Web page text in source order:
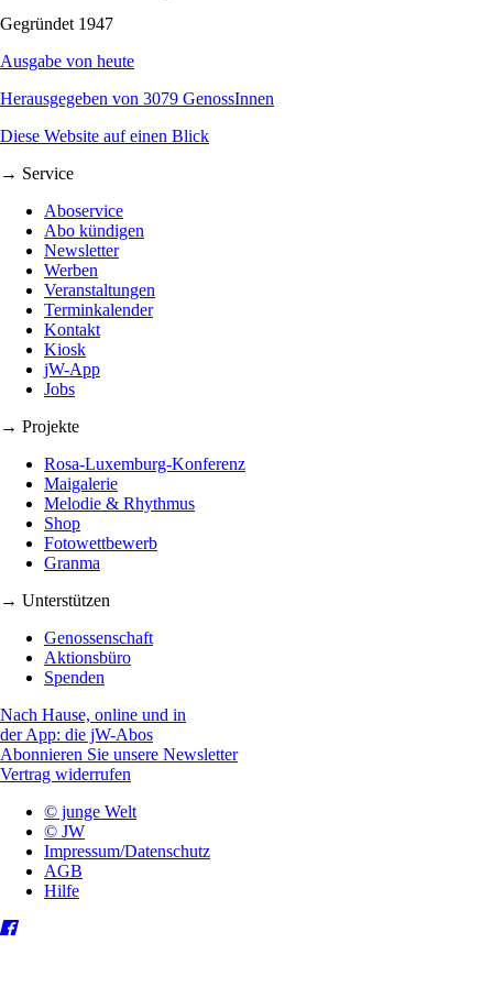
Gegründet 1947
Ausgabe von heute
Herausgegeben von 3079 GenossInnen
Diese Website auf einen Blick
→ Service
Aboservice
Abo kündigen
Newsletter
Werben
Veranstaltungen
Terminkalender
Kontakt
Kiosk
jW-App
Jobs
→ Projekte
Rosa-Luxemburg-Konferenz
Maigalerie
Melodie & Rhythmus
Shop
Fotowettbewerb
Granma
→ Unterstützen
Genossenschaft
Aktionsbüro
Spenden
Nach Hause, online und in
der App: die jW-Abos
Abonnieren Sie unsere Newsletter
Vertrag widerrufen
© junge Welt
© JW
Impressum/Datenschutz
AGB
Hilfe